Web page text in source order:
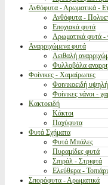
Ανθόφυτα - Αρωματικά -
Ανθόφυτα -
Εποχιακά φυτά
Αρωματικά φυτά -
Αναρριχώμενα φυτά
Αειθαλή
Φυλλοβόλα
Φοίνικες - Χαμαίρωπες
Φοινικοειδή
Φοίνικες νάνοι -
Κακτοειδή
Κάκτοι
Παχύφυτα
Φυτά Σχήματα
Φυτά Μπάλες
Πυραμίδες φυτά
Σπιράλ - Στριφτά
Ελεύθερα -
Σπορόφυτα - Αρωματικά